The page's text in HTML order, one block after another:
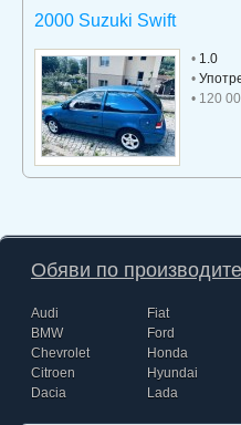
2000 Suzuki Swift
• 1.0
•
• 120
Обяви по
Audi
BMW
Chevrolet
Citroen
Dacia
Fiat
Ford
Honda
Hyundai
Lada